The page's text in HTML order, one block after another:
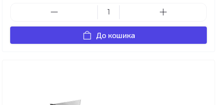
До кошика